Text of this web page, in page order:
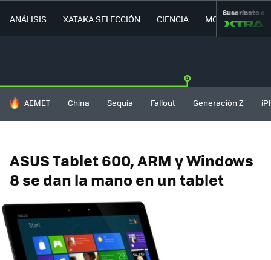
ANÁLISIS XATAKA SELECCIÓN CIENCIA MOVILIDAD
Suscríbete a
HOY SE HABLA DE
AEMET China Sequía Fallout Generación Z
ASUS Tablet 600, ARM y Windows
8 se dan la mano en un tablet